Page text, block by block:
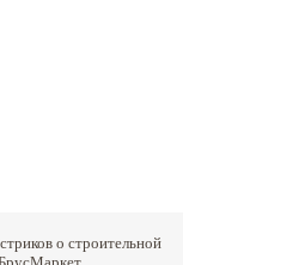
о строительной